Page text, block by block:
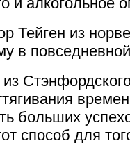
Тейген из
в
больших
способ для